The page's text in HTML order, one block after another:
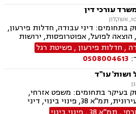
מגרשים לבניה , נדל"ן, נוטריון,
פינוי בינוי, פינוי מושכר, פירוקים
צווי הריסה, צווי מניעה, רשויות
מקרקעי ישראל, תאונות עבודה,
רשלנות, תאונות ספורט, תאונות
ובניה, ייפוי כוח מתשמך, גישור
עורכי דין
בתחומים: דיני עבודה, חדלות פירעון,
לפועל, אפוטרופסות, ירושות
משפט אזרחי , נדל"ן, עסקאות
מושכר, פירוקים והקפאות הליכים,
רשויות מקומיות, תכנון ובניה, דיני
, חדלות פירעון, פשיטת רגל
0508004613
ושות' עו"ד
בעיקר בתחומים: משפט אזרחי,
התחדשות עירונית, תמ"א 38, פינוי בינוי, דיני
גילוי מרצון, דיני תאגידים, הפקעת